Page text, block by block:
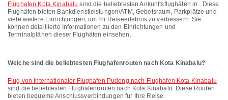
Flughafen Kota Kinabalu sind die beliebtesten Ankunftsflughäfen in . Diese
Flughäfen bieten Bankdienstleistungen/ATM, Gebetsraum, Parkplätze und
viele weitere Einrichtungen, um Ihr Reiseerlebnis zu verbessern. Sie
können detaillierte Informationen zu den Einrichtungen und
Terminalplänen dieser Flughäfen einsehen.
Welche sind die beliebtesten Flughafenrouten nach Kota Kinabalu?
Flug von Internationaler Flughafen Pudong nach Flughafen Kota Kinabalu
sind die beliebtesten Flughafenrouten nach Kota Kinabalu. Diese Routen
bieten bequeme Anschlussverbindungen für Ihre Reise.